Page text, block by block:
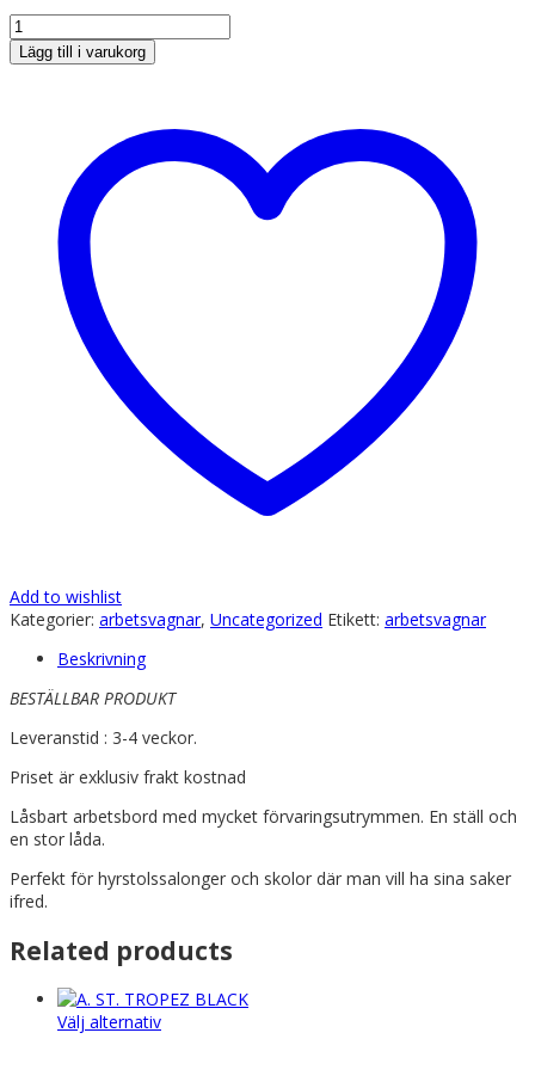
Lägg till i varukorg
Add to wishlist
Kategorier: arbetsvagnar, Uncategorized Etikett: arbetsvagnar
Beskrivning
BESTÄLLBAR PRODUKT
Leveranstid : 3-4 veckor.
Priset är exklusiv frakt kostnad
Låsbart arbetsbord med mycket förvaringsutrymmen. En ställ och
en stor låda.
Perfekt för hyrstolssalonger och skolor där man vill ha sina saker
ifred.
Related products
Välj alternativDen